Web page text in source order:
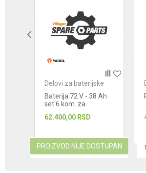
Delovi za baterijske
Baterija 72 V - 38 Ah
set 6 kom. za
Yadea E 8S
62.400,00 RSD
PROIZVOD NIJE DOSTUPAN